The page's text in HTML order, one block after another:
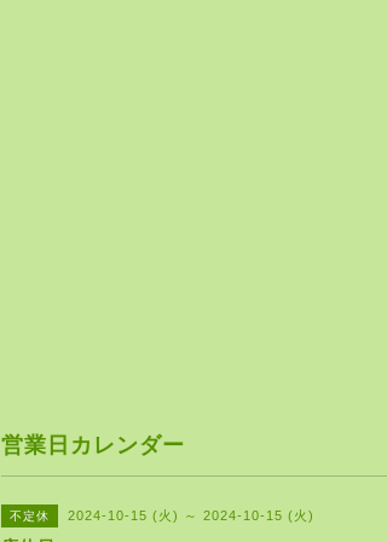
営業日カレンダー
不定休 2024-10-15 (火) ～ 2024-10-15 (火)